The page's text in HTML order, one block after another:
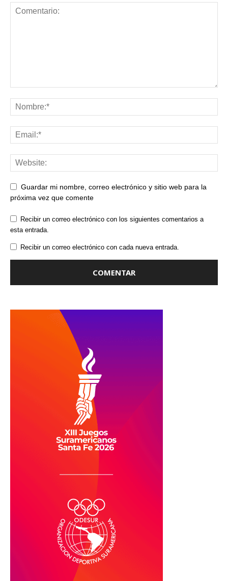
Guardar mi nombre, correo electrónico y sitio web para la
próxima vez que comente
Recibir un correo electrónico con los siguientes comentarios a
esta entrada.
Recibir un correo electrónico con cada nueva entrada.